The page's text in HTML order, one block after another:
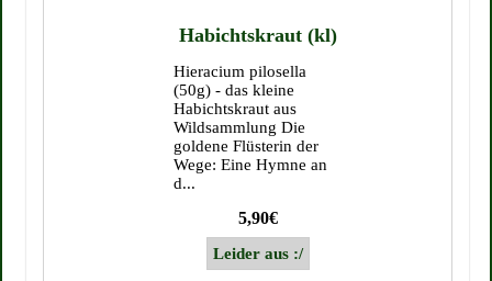
Habichtskraut (kl)
Hieracium pilosella
(50g) - das kleine
Habichtskraut aus
Wildsammlung Die
goldene Flüsterin der
Wege: Eine Hymne an
d...
5,90€